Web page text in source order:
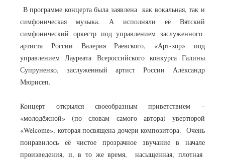
В программе концерта была заявлена как вокальная, так и
симфоническая музыка. А исполняли её Вятский
симфонический оркестр под управлением заслуженного
артиста России Валерия Раевского, «Арт-хор» под
управлением Лауреата Всероссийского конкурса Галины
Супруненко, заслуженный артист России Александр
Мюрисеп.
Концерт открылся своеобразным приветствием –
«молодёжной» (по словам самого автора) увертюрой
«Welcome», которая посвящена дочери композитора. Очень
понравилось её чистое прозрачное звучание в начале
произведения, и, в то же время, насыщенная, плотная